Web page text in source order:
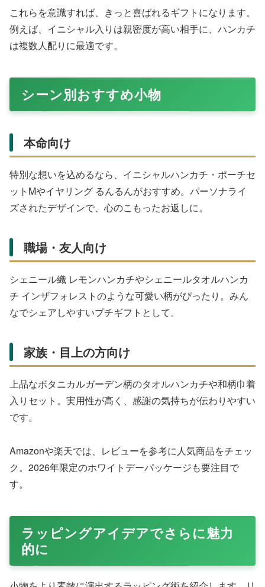
これらを意識すれば、きっと喜ばれるギフトになります。
例えば、イニシャル入りは親密度が高い相手に、ハンカチ
は複数人配りに最適です。
シーン別おすすめ小物
本命向け
特別な想いを込めるなら、イニシャルハンカチ・ポーチセ
ットMやイヤリング るんるんがおすすめ。パーソナライ
ズされたデザインで、心のこもったお返しに。
職場・友人向け
シェニール織 レモンハンカチやシェニールタオルハンカ
チ インザフォレストのような可愛い柄がぴったり。みん
なでシェアしやすいプチギフトとして。
家族・目上の方向け
上品なボタニカルガーデン柄のタオルハンカチや和柄巾着
入りセット。実用性が高く、感謝の気持ちが伝わりやすい
です。
Amazonや楽天では、レビューを参考に人気商品をチェッ
ク。2026年限定のホワイトデーパッケージも要注目で
す。
ラッピングアイデアでさらに魅力
的に